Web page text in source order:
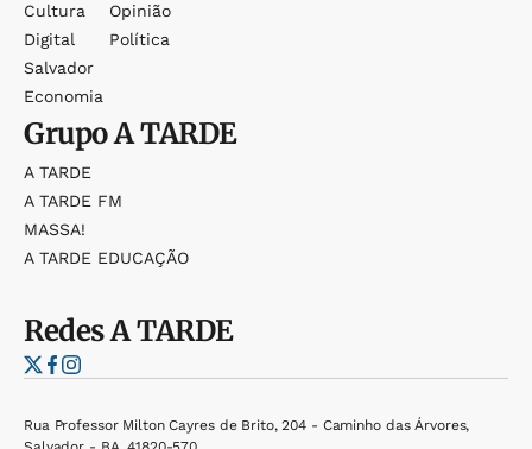
Cultura
Digital
Salvador
Economia
Opinião
Política
GrupoA TARDE
A TARDE
A TARDE FM
MASSA!
A TARDE EDUCAÇÃO
RedesA TARDE
Rua Professor Milton Cayres de Brito, 204 - Caminho das Árvores,